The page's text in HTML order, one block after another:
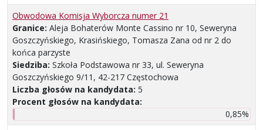
Obwodowa Komisja Wyborcza numer 21
Granice: Aleja Bohaterów Monte Cassino nr 10, Seweryna
Goszczyńskiego, Krasińskiego, Tomasza Zana od nr 2 do
końca parzyste
Siedziba: Szkoła Podstawowa nr 33, ul. Seweryna
Goszczyńskiego 9/11, 42-217 Częstochowa
Liczba głosów na kandydata: 5
Procent głosów na kandydata:
0,85%